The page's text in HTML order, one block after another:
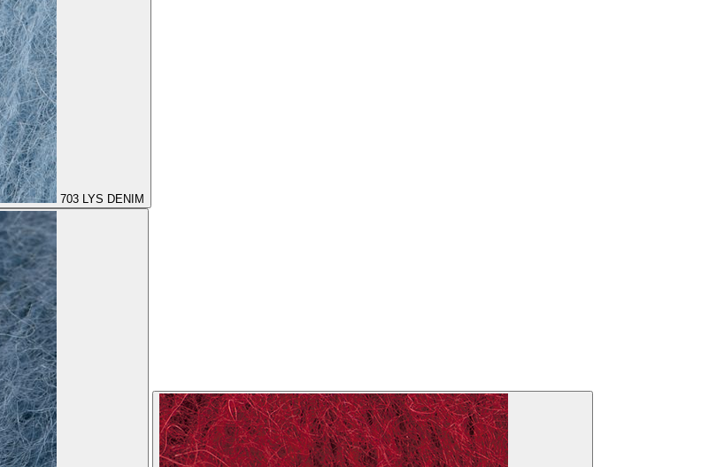
703 LYS DENIM